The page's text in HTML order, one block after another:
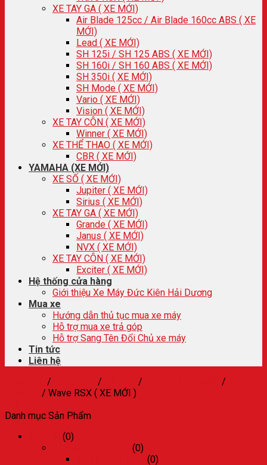
XE TAY GA ( XE MỚI)
Air Blade 125cc / Air Blade 160cc ABS ( XE
MỚI)
Lead ( XE MỚI)
SH 125i / SH 125 ABS ( XE MỚI)
SH 160i / SH 160 ABS ( XE MỚI)
SH 350i ( XE MỚI)
SH Mode ( XE MỚI)
Vario ( XE MỚI)
Vision ( XE MỚI)
XE TAY CÔN ( XE MỚI)
Winner ( XE MỚI)
XE THỂ THAO ( XE MỚI)
CBR ( XE MỚI)
YAMAHA (XE MỚI)
XE SỐ ( XE MỚI)
Jupiter ( XE MỚI)
Sirius ( XE MỚI)
XE TAY GA ( XE MỚI)
Grande ( XE MỚI)
Janus ( XE MỚI)
NVX ( XE MỚI)
XE TAY CÔN ( XE MỚI)
Exciter ( XE MỚI)
Hệ thống cửa hàng
Giới thiệu Xe Máy Đức Kiên Hải Dương
Mua xe
Hướng dẫn thủ tục mua xe máy
Hỗ trợ mua xe trả góp
Hỗ trợ Sang Tên Đổi Chủ xe máy
Tin tức
Liên hệ
/ / / /
/ Wave RSX ( XE MỚI )
Danh mục Sản Phẩm
(0)
(0)
(0)